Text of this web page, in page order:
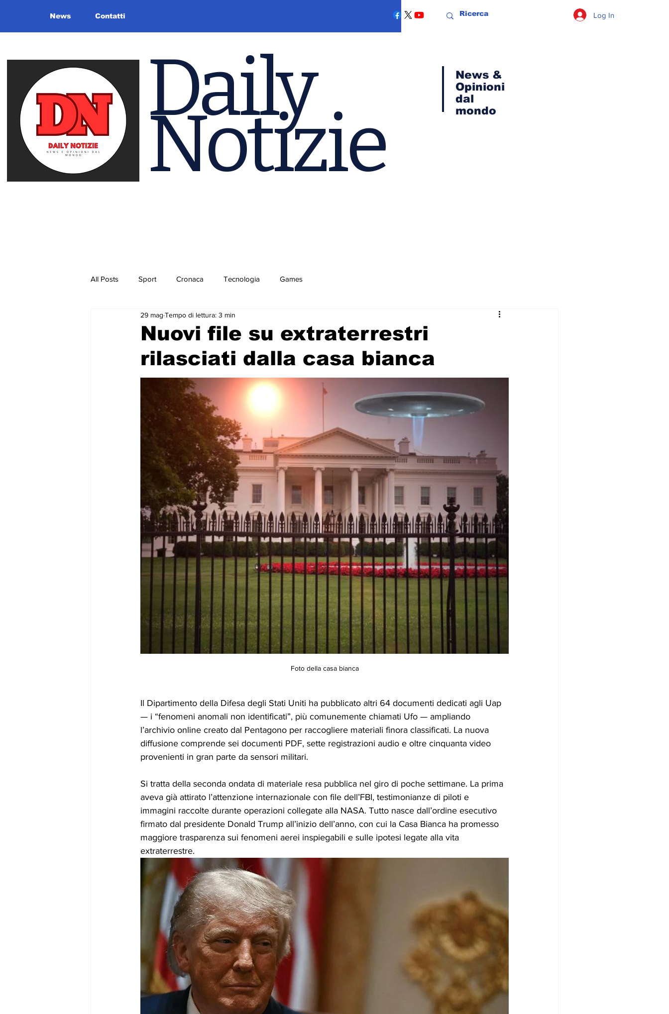
News Contatti Log In
Daily
Notizie
News &
Opinioni
dal
mondo
All Posts Sport Cronaca Tecnologia Games
Nuovi file su extraterrestri
rilasciati dalla casa bianca
29 mag Tempo di lettura: 3 min
Foto della casa bianca
Il Dipartimento della Difesa degli Stati Uniti ha pubblicato altri 64 documenti dedicati agli Uap
— i “fenomeni anomali non identificati”, più comunemente chiamati Ufo — ampliando
l’archivio online creato dal Pentagono per raccogliere materiali finora classificati. La nuova
diffusione comprende sei documenti PDF, sette registrazioni audio e oltre cinquanta video
provenienti in gran parte da sensori militari.
Si tratta della seconda ondata di materiale resa pubblica nel giro di poche settimane. La prima
aveva già attirato l’attenzione internazionale con file dell’FBI, testimonianze di piloti e
immagini raccolte durante operazioni collegate alla NASA. Tutto nasce dall’ordine esecutivo
firmato dal presidente Donald Trump all’inizio dell’anno, con cui la Casa Bianca ha promesso
maggiore trasparenza sui fenomeni aerei inspiegabili e sulle ipotesi legate alla vita
extraterrestre.